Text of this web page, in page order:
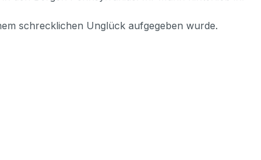
schrecklichen Unglück aufgegeben wurde.